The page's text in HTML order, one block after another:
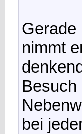
Gerade
nimmt
Besuch
bei